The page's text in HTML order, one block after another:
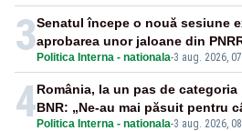
3Politica Interna - nationala-3 aug. 2026,
Senatul începe o nouă sesiune
aprobarea unor jaloane din
4Politica Interna - nationala-3 aug. 2026,
România, la un pas de
BNR: „Ne-au mai păsuit pentru